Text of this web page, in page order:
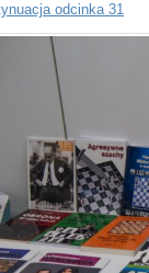
odcinka 31